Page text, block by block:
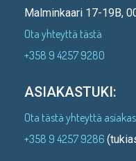
Malminkaari 17-19B,
Ota yhteyttä tästä
+358 9 4257 9280
ASIAKASTUKI:
Ota tästä yhteyttä
+358 9 4257 9286